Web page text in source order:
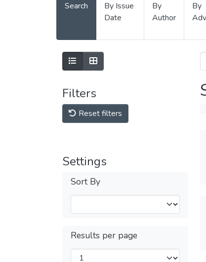
Search
By Issue
Date
By
Author
By
Filters
Reset filters
Settings
Sort By
Results per page